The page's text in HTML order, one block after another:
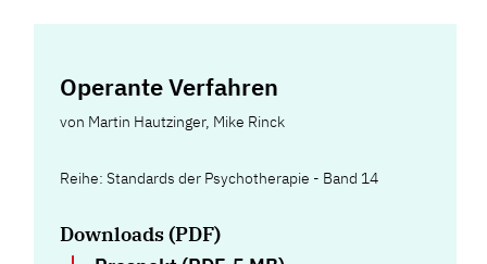
Operante Verfahren
von Martin Hautzinger, Mike Rinck
Reihe: Standards der Psychotherapie - Band 14
Downloads (PDF)